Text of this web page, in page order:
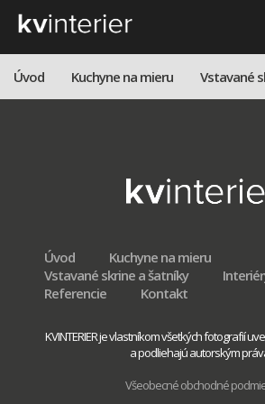
Kuchyne, interiéry a šatníky na
Úvod Kuchyne na mieru Vstavané
Úvod
Kuchyne na mieru
Vstavané skrine a šatníky
Referencie
Kontakt
KVINTERIER je vlastníkom všetkých fotografií
a podliehajú autorským
Všeobecné obchodné